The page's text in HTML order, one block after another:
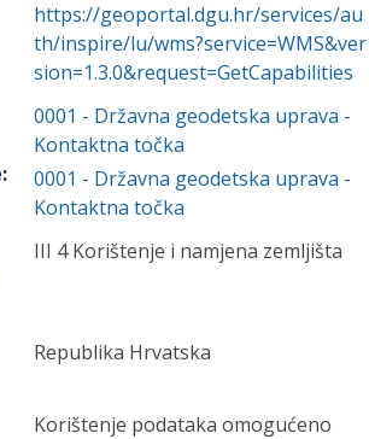
https://geoportal.dgu.hr/services/au
th/inspire/lu/wms?service=WMS&ver
sion=1.3.0&request=GetCapabilities
:
0001 - Državna geodetska uprava -
Kontaktna točka
0001 - Državna geodetska uprava -
Kontaktna točka
III 4 Korištenje i namjena zemljišta
Republika Hrvatska
Korištenje podataka omogućeno